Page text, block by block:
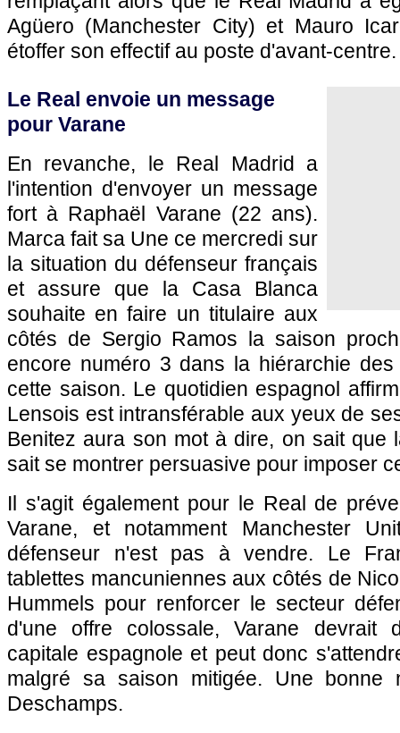
Agüero (Manchester City) et Mauro
étoffer son effectif au poste d'avant-centre.
Le Real envoie un message
pour Varane
En revanche, le Real Madrid a
l'intention d'envoyer un message
fort à Raphaël Varane (22 ans).
Marca fait sa Une ce mercredi sur
la situation du défenseur français
et assure que la Casa Blanca
souhaite en faire un titulaire aux
côtés de Sergio Ramos la saison
encore numéro 3 dans la hiérarchie
cette saison. Le quotidien espagnol
Lensois est intransférable aux yeux de
Benitez aura son mot à dire, on sait que
sait se montrer persuasive pour imposer
Il s'agit également pour le Real de
Varane, et notamment Manchester
défenseur n'est pas à vendre. Le
tablettes mancuniennes aux côtés de
Hummels pour renforcer le secteur
d'une offre colossale, Varane devrait
capitale espagnole et peut donc
malgré sa saison mitigée. Une bonne
Deschamps.